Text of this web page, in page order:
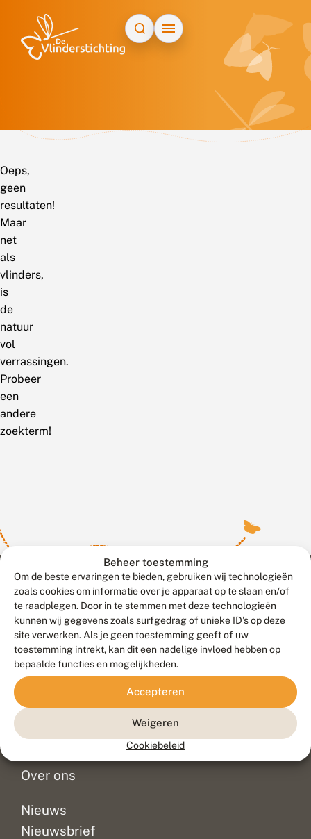
Beheer toestemming
Om de beste ervaringen te bieden, gebruiken wij technologieën
zoals cookies om informatie over je apparaat op te slaan en/of
te raadplegen. Door in te stemmen met deze technologieën
kunnen wij gegevens zoals surfgedrag of unieke ID's op deze
site verwerken. Als je geen toestemming geeft of uw
toestemming intrekt, kan dit een nadelige invloed hebben op
bepaalde functies en mogelijkheden.
Accepteren
Weigeren
Cookiebeleid
Oeps,
geen
resultaten!
Maar
net
als
vlinders,
is
de
natuur
vol
verrassingen.
Probeer
een
andere
zoekterm!
Contact
Veelgestelde vragen
Doneer
Over ons
Nieuws
Nieuwsbrief
Meld waarnemingen© 2026 Vlinderstichting
Duurzaam ontwikkeld door
Go2People
, ontworpen door
Blue Field Agency
Privacy
Disclaimer
Sitemap